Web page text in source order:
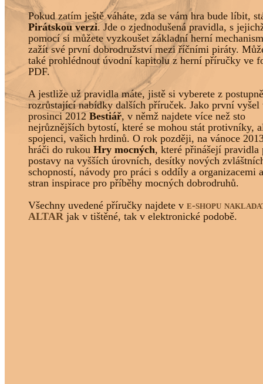
Pokud zatím ještě váháte, zda se vám hra bude líbit,
Pirátskou verzi. Jde o zjednodušená pravidla, s
pomocí si můžete vyzkoušet základní herní
zažít své první dobrodružství mezi říčními piráty.
také prohlédnout úvodní kapitolu z herní příručky ve
PDF.
A jestliže už pravidla máte, jistě si vyberete z
rozrůstající nabídky dalších příruček. Jako první vyšel
prosinci 2012 Bestiář, v němž najdete více než sto
nejrůznějších bytostí, které se mohou stát protivníky,
spojenci, vašich hrdinů. O rok později, na vánoce
hráči do rukou Hry mocných, které přinášejí pravidla
postavy na vyšších úrovních, desítky nových
schopností, návody pro práci s oddíly a organizacemi
stran inspirace pro příběhy mocných dobrodruhů.
Všechny uvedené příručky najdete v e-shopu
ALTAR jak v tištěné, tak v elektronické podobě.